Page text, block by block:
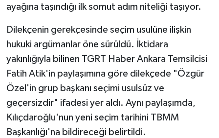
ayağına taşındığı ilk somut adım niteliği taşıyor.
Dilekçenin gerekçesinde seçim usulüne ilişkin
hukuki argümanlar öne sürüldü. İktidara
yakınlığıyla bilinen TGRT Haber Ankara Temsilcisi
Fatih Atik'in paylaşımına göre dilekçede "Özgür
Özel'in grup başkanı seçimi usulsüz ve
geçersizdir" ifadesi yer aldı. Aynı paylaşımda,
Kılıçdaroğlu'nun yeni seçim tarihini TBMM
Başkanlığı'na bildireceği belirtildi.